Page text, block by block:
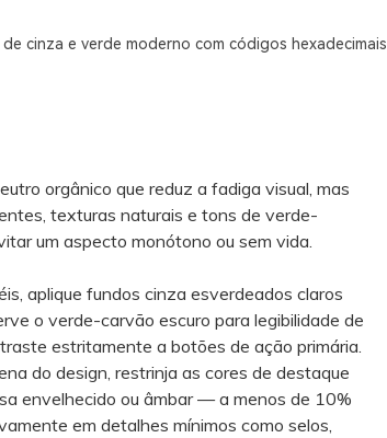
cinza e verde moderno com códigos hexadecimais
orgânico que reduz a fadiga visual, mas
texturas naturais e tons de verde-
um aspecto monótono ou sem vida.
aplique fundos cinza esverdeados claros
o verde-carvão escuro para legibilidade de
estritamente a botões de ação primária.
do design, restrinja as cores de destaque
envelhecido ou âmbar — a menos de 10%
em detalhes mínimos como selos,